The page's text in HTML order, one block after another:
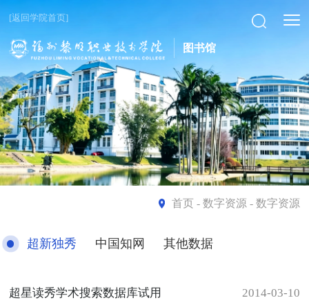
[返回学院首页]
图书馆
首页- 数字资源 - 数字资源
超新独秀 中国知网 其他数据
超星读秀学术搜索数据库试用 2014-03-10